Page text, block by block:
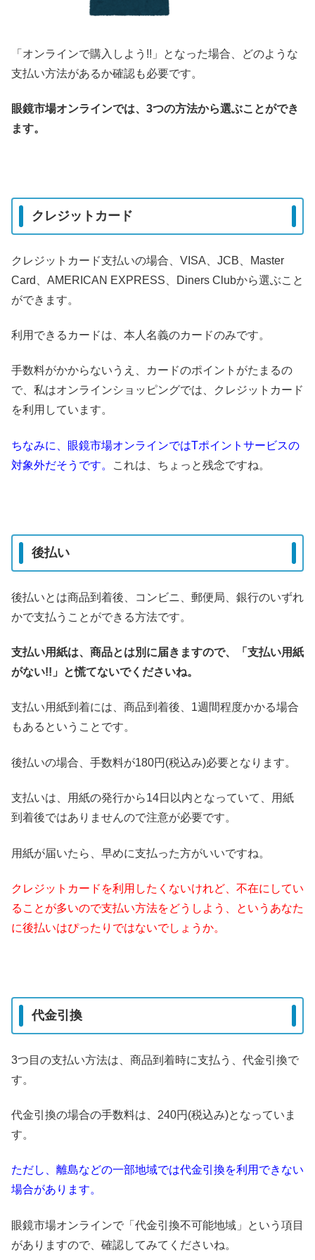
「オンラインで購入しよう!!」となった場合、どのような
支払い方法があるか確認も必要です。
眼鏡市場オンラインでは、3つの方法から選ぶことができ
ます。
クレジットカード
クレジットカード支払いの場合、VISA、JCB、Master
Card、AMERICAN EXPRESS、Diners Clubから選ぶこと
ができます。
利用できるカードは、本人名義のカードのみです。
手数料がかからないうえ、カードのポイントがたまるの
で、私はオンラインショッピングでは、クレジットカード
を利用しています。
ちなみに、眼鏡市場オンラインではTポイントサービスの
対象外だそうです。
これは、ちょっと残念ですね。
後払い
後払いとは商品到着後、コンビニ、郵便局、銀行のいずれ
かで支払うことができる方法です。
支払い用紙は、商品とは別に届きますので、「支払い用紙
がない!!」と慌てないでくださいね。
支払い用紙到着には、商品到着後、1週間程度かかる場合
もあるということです。
後払いの場合、手数料が180円(税込み)必要となります。
支払いは、用紙の発行から14日以内となっていて、用紙
到着後ではありませんので注意が必要です。
用紙が届いたら、早めに支払った方がいいですね。
クレジットカードを利用したくないけれど、不在にしてい
ることが多いので支払い方法をどうしよう、というあなた
に後払いはぴったりではないでしょうか。
代金引換
3つ目の支払い方法は、商品到着時に支払う、代金引換で
す。
代金引換の場合の手数料は、240円(税込み)となっていま
す。
ただし、離島などの一部地域では代金引換を利用できない
場合があります。
眼鏡市場オンラインで「代金引換不可能地域」という項目
がありますので、確認してみてくださいね。